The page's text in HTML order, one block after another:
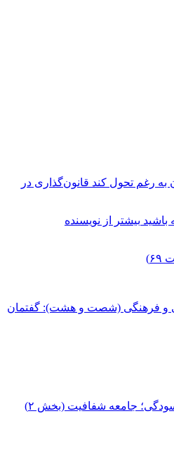
رغم تحول کند قانون‌گذاری در
بیشتر از نویسنده
و فرهنگی (شصت و هشت): گفتمان
جامعه شفافیت (بخش ۲)